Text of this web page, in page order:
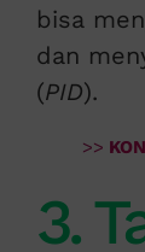
bisa
dan
(PID).
>>
3.